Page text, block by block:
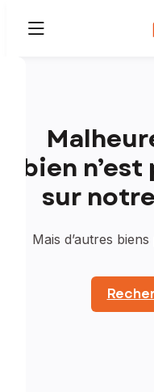
bien
sur
Mais d’autres